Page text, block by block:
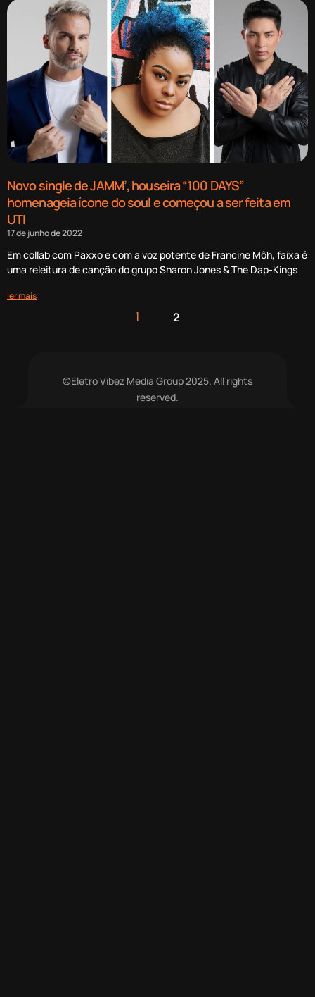
Novo single de JAMM’, houseira “100 DAYS”
homenageia ícone do soul e começou a ser feita em
UTI
17 de junho de 2022
Em collab com Paxxo e com a voz potente de Francine Môh, faixa é
uma releitura de canção do grupo Sharon Jones & The Dap-Kings
ler mais
1 2
©Eletro Vibez Media Group 2025. All rights
reserved.